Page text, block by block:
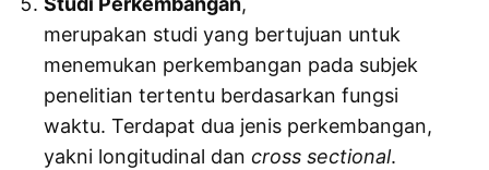
merupakan studi yang bertujuan untuk
menemukan perkembangan pada subjek
penelitian tertentu berdasarkan fungsi
waktu. Terdapat dua jenis perkembangan,
yakni longitudinal dancross sectional.